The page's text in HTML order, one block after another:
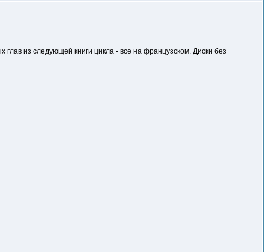
глав из следующей книги цикла - все на французском. Диски без